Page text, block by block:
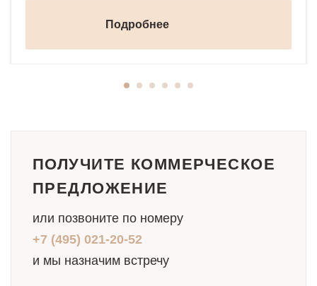
Подробнее
ПОЛУЧИТЕ КОММЕРЧЕСКОЕ
ПРЕДЛОЖЕНИЕ
или позвоните по номеру
+7 (495) 021-20-52
и мы назначим встречу